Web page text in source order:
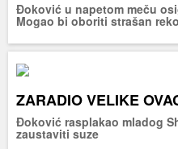
Đoković u napetom meču
Mogao bi oboriti strašan
ZARADIO VELIKE
Đoković rasplakao mladog
zaustaviti suze